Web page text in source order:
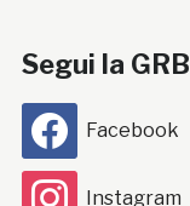
Segui la GRB
Facebook
Instagram